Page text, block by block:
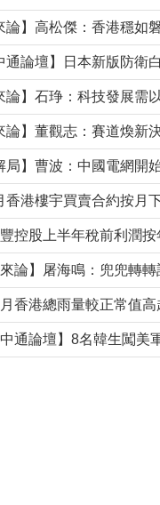
論】董觀志：賽道煥新
香港樓宇買賣合約按月
控股上半年稅前利潤
香港總雨量較正常值高